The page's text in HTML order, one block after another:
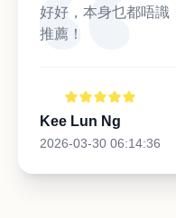
好好，本身乜都唔識
推薦！
Kee Lun Ng
2026-03-30 06:14:36